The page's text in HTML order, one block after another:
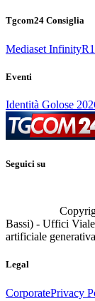
Tgcom24 Consiglia
Mediaset Infinity
Eventi
Identità Golose
Seguici su
Bassi) - Uffici
artificiale
Legal
CorporatePrivacy